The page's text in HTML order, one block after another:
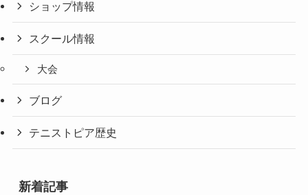
ショップ情報
スクール情報
大会
ブログ
テニストピア歴史
新着記事